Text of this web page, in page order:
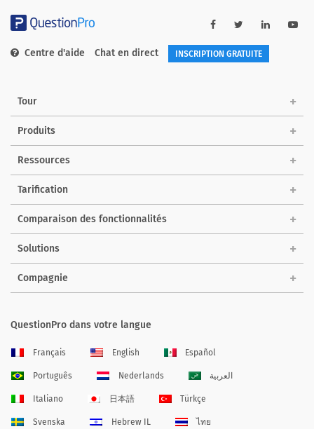
Centre d'aide Chat en direct INSCRIPTION GRATUITE
Tour
Produits
Ressources
Tarification
Comparaison des fonctionnalités
Solutions
Compagnie
QuestionPro dans votre langue
Français English Español
Português Nederlands العربية
Italiano 日本語 Türkçe
Svenska Hebrew IL ไทย